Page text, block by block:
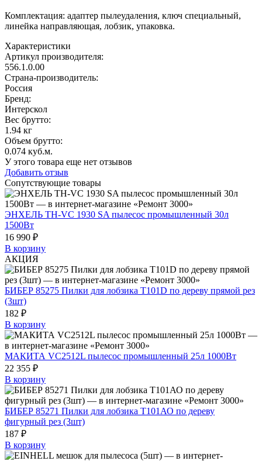
Комплектация: адаптер пылеудаления, ключ специальный,
линейка направляющая, лобзик, упаковка.
Характеристики
Артикул производителя:
556.1.0.00
Страна-производитель:
Россия
Бренд:
Интерскол
Вес брутто:
1.94 кг
Объем брутто:
0.074 куб.м.
У этого товара еще нет отзывов
Добавить отзыв
Сопутствующие товары
ЭНХЕЛЬ TH-VC 1930 SA пылесос промышленный 30л
1500Вт
16 990 ₽
В корзину
АКЦИЯ
БИБЕР 85275 Пилки для лобзика T101D по дереву прямой рез
(3шт)
182 ₽
В корзину
МАКИТА VC2512L пылесос промышленный 25л 1000Вт
22 355 ₽
В корзину
БИБЕР 85271 Пилки для лобзика T101АО по дереву
фигурный рез (3шт)
187 ₽
В корзину